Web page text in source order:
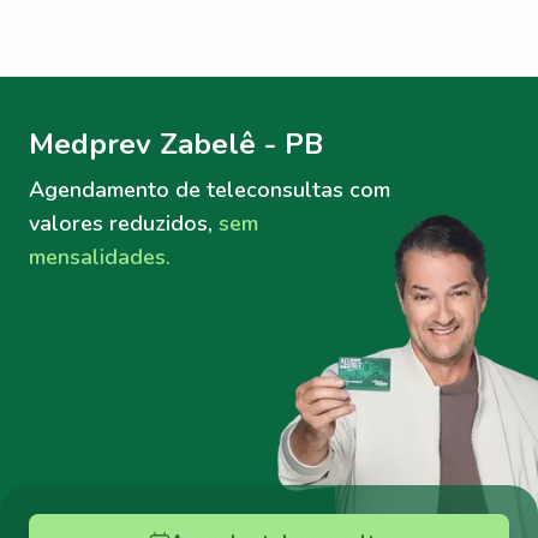
Medprev Zabelê - PB
Agendamento de teleconsultas com
valores reduzidos, sem
mensalidades.